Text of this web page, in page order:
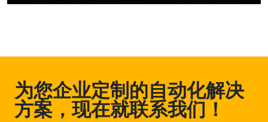
为您企业定制的自动化解决
方案，现在就联系我们！